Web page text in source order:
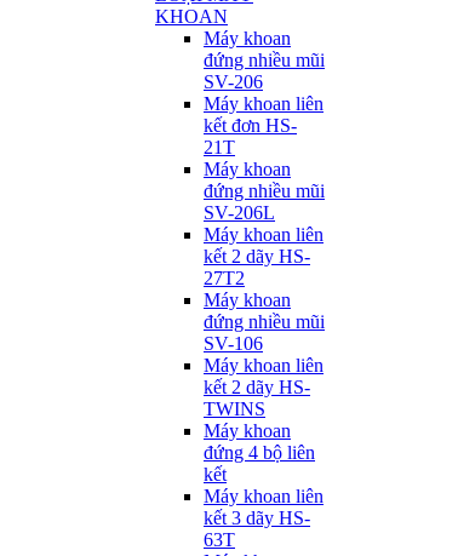
KHOAN
Máy khoan
đứng nhiều mũi
SV-206
Máy khoan liên
kết đơn HS-
21T
Máy khoan
đứng nhiều mũi
SV-206L
Máy khoan liên
kết 2 dãy HS-
27T2
Máy khoan
đứng nhiều mũi
SV-106
Máy khoan liên
kết 2 dãy HS-
TWINS
Máy khoan
đứng 4 bộ liên
kết
Máy khoan liên
kết 3 dãy HS-
63T